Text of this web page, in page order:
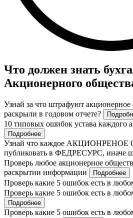
Что должен знать
Акционерного
Узнай за что штрафуют
раскрыли в годовом отчете?
10 типовых ошибок устава каждого
Подробнее
Узнай что каждое АКЦИОНРЕНОЕ
публиковать в ФЕДРЕСУРС, иначе
Проверь любое акционерное
раскрытии информации
Подробнее
Проверь какие 5 ошибок есть в
Проверь какие 5 ошибок есть в
Подробнее
Проверь какие 5 ошибок есть в